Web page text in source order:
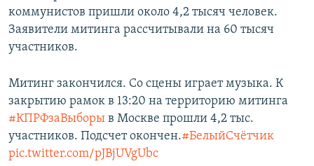
коммунистов пришли около 4,2 тысяч человек.
Заявители митинга рассчитывали на 60 тысяч
участников.
Митинг закончился. Со сцены играет музыка. К
закрытию рамок в 13:20 на территорию митинга
#КПРФзаВыборы в Москве прошли 4,2 тыс.
участников. Подсчет окончен.#БелыйСчётчик
pic.twitter.com/pJBjUVgUbc